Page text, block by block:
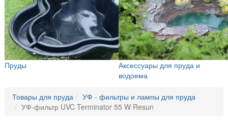
Пруды
Аксессуары для пруда и
водоема
Товары для пруда
УФ - фильтры и лампы для пруда
УФ-фильтр UVC Terminator 55 W Resun